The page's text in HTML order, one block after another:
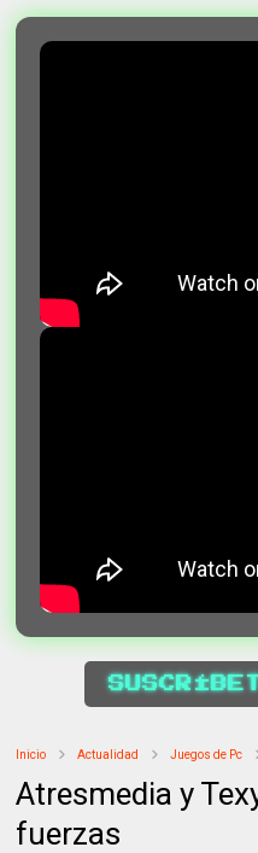
Inicio Actualidad Juegos de Pc
Atresmedia y
fuerzas